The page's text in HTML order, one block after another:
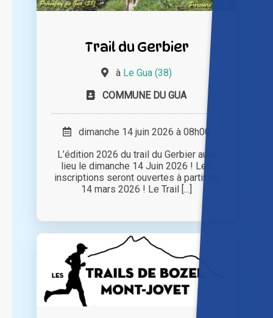
Trail du Gerbier
à Le Gua (38)
COMMUNE DU GUA
dimanche 14 juin 2026 à 08h00
L’édition 2026 du trail du Gerbier aura
lieu le dimanche 14 Juin 2026 ! Les
inscriptions seront ouvertes à partir du
14 mars 2026 ! Le Trail [...]